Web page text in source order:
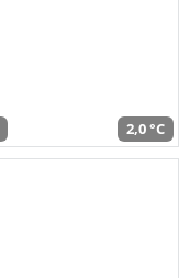
2,0 °C